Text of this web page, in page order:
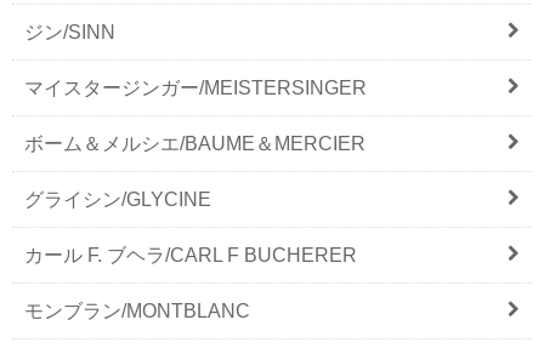
ジン/SINN
マイスタージンガー/MEISTERSINGER
ボーム＆メルシエ/BAUME＆MERCIER
グライシン/GLYCINE
カール F. ブヘラ/CARL F BUCHERER
モンブラン/MONTBLANC